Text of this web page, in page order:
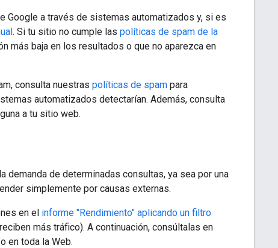
Google a través de sistemas automatizados y, si es
. Si tu sitio no cumple las políticas de spam de la
más baja en los resultados o que no aparezca en
consulta nuestras políticas de spam para
automatizados detectarían. Además, consulta
a tu sitio web.
demanda de determinadas consultas, ya sea por una
simplemente por causas externas.
en el informe "Rendimiento" aplicando un filtro
más tráfico). A continuación, consúltalas en
en toda la Web.